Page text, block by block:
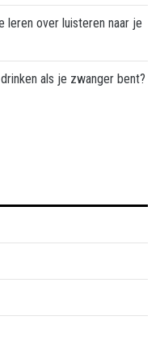
leren over luisteren naar je
als je zwanger bent?